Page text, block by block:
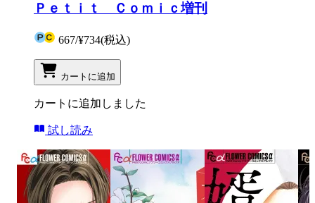
Ｐｅｔｉｔ Ｃｏｍｉｃ増刊
667/¥734(税込)
カートに追加
カートに追加しました
試し読み